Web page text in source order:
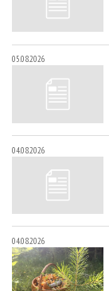
05.08.2026
04.08.2026
04.08.2026